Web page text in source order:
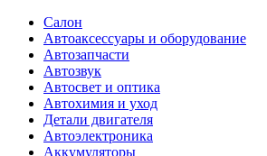
Салон
Автоаксессуары и оборудование
Автозапчасти
Автозвук
Автосвет и оптика
Автохимия и уход
Детали двигателя
Автоэлектроника
Аккумуляторы